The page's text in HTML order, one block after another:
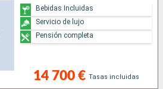
14 700 € Tasas incluidas
Bebidas Incluidas
Servicio de lujo
Pensión completa